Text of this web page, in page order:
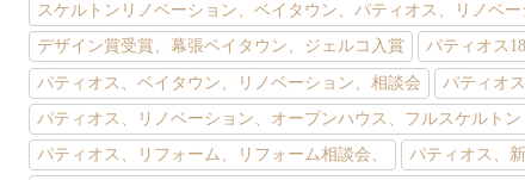
スケルトンリノベーション、ベイタウン、パティオス、リノベ
デザイン賞受賞、幕張ベイタウン、ジェルコ入賞 パティオス
パティオス、ベイタウン、リノベーション、相談会 パティオ
パティオス、リノベーション、オープンハウス、フルスケルトン
パティオス、リフォーム、リフォーム相談会、 パティオス、